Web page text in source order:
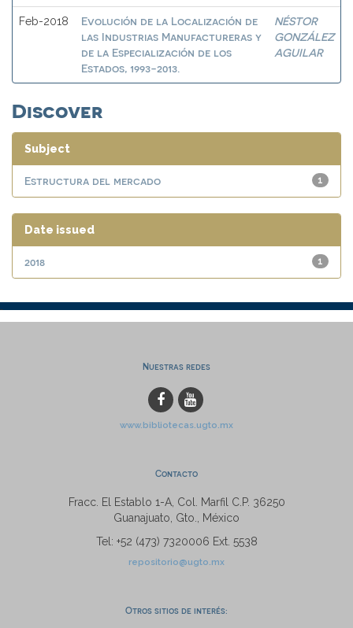
Feb-2018
Evolución de la Localización de
las Industrias Manufactureras y
de la Especialización de los
Estados, 1993-2013.
NÉSTOR
GONZÁLEZ
AGUILAR
Discover
Subject
1
Estructura del mercado
Date issued
1
2018
Nuestras redes
www.bibliotecas.ugto.mx
Contacto
Fracc. El Establo 1-A, Col. Marfil C.P. 36250
Guanajuato, Gto., México
Tel: +52 (473) 7320006 Ext. 5538
repositorio@ugto.mx
Otros sitios de interés: